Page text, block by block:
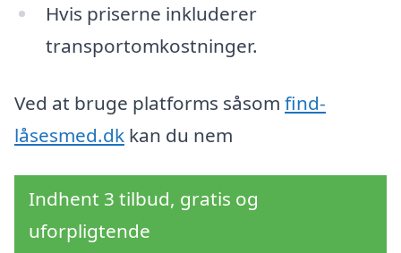
Hvis priserne inkluderer
transportomkostninger.
Ved at bruge platforms såsom find-
låsesmed.dk kan du nem
Indhent 3 tilbud, gratis og
uforpligtende